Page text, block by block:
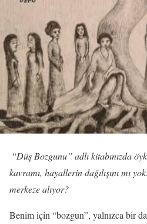
“Düş Bozgunu” adlı kitabınızda
kavramı, hayallerin dağılışını mı
merkeze alıyor?
Benim için “bozgun”, yalnızca bir